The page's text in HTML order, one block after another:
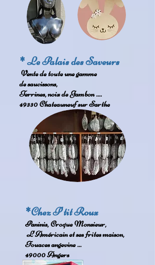
* Le Palais des Saveurs
Vente de toute une gamme
de saucissons,
Terrines, noix de Jambon ....
49330 Chateauneuf sur Sarthe
*Chez P'tit Roux
Paninis, Croque Monsieur,
L'Américain et ses frites maison,
Fouaces angevine ...
49000 Angers